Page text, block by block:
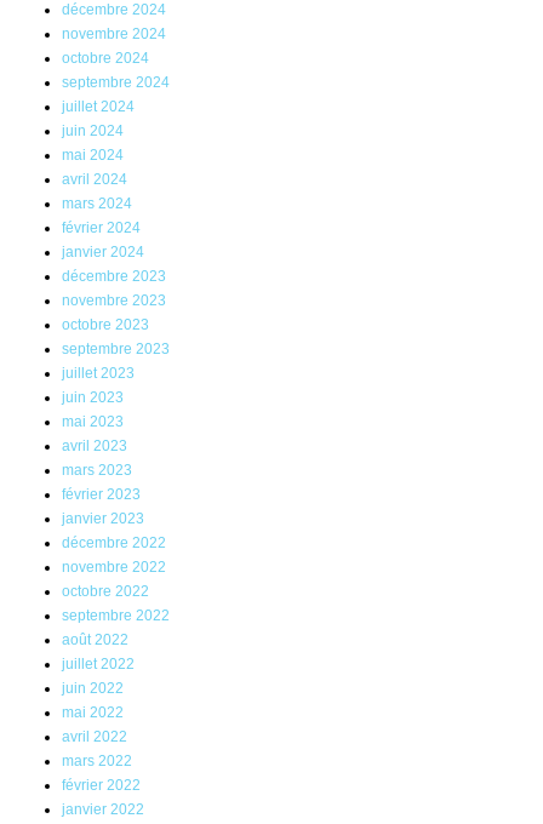
décembre 2024
novembre 2024
octobre 2024
septembre 2024
juillet 2024
juin 2024
mai 2024
avril 2024
mars 2024
février 2024
janvier 2024
décembre 2023
novembre 2023
octobre 2023
septembre 2023
juillet 2023
juin 2023
mai 2023
avril 2023
mars 2023
février 2023
janvier 2023
décembre 2022
novembre 2022
octobre 2022
septembre 2022
août 2022
juillet 2022
juin 2022
mai 2022
avril 2022
mars 2022
février 2022
janvier 2022